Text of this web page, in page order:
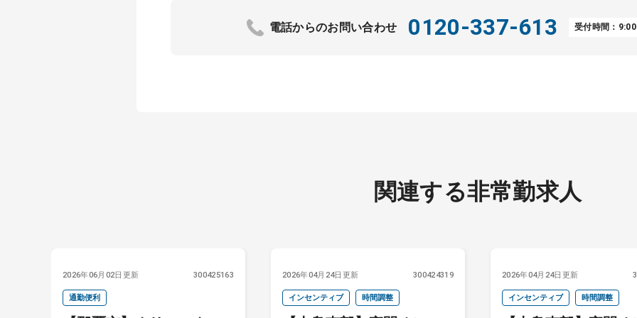
電話からのお問い合わせ 0120-337-613 受付時間：
関連する非常勤求人
2026年06月02日更新 300425163
通勤便利
2026年04月24日更新 300424319
インセンティブ 時間調整
2026年04月24日更新
インセンティブ 時間調整